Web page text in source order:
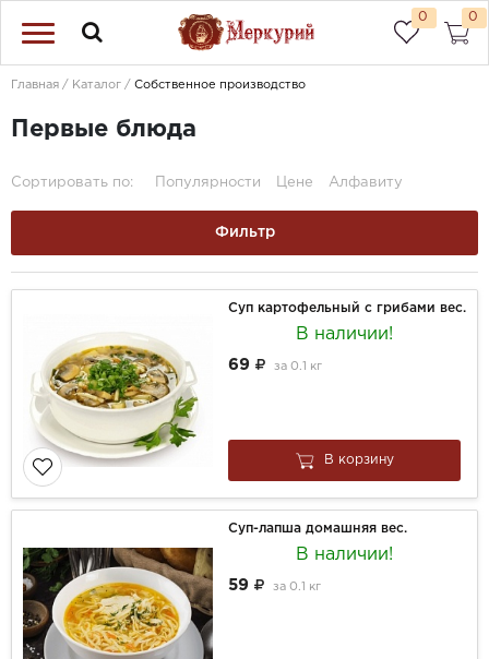
0 0
Главная Каталог Собственное производство
Первые блюда
Сортировать по: Популярности Цене Алфавиту
Фильтр
Суп картофельный с грибами вес.
В наличии!
69 за 0.1 кг
В корзину
Суп-лапша домашняя вес.
В наличии!
59 за 0.1 кг